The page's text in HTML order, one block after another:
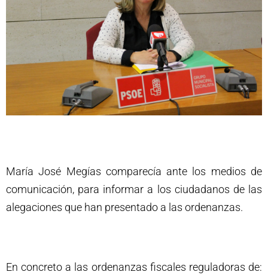
María José Megías comparecía ante los medios de
comunicación, para informar a los ciudadanos de las
alegaciones que han presentado a las ordenanzas.
En concreto a las ordenanzas fiscales reguladoras de: